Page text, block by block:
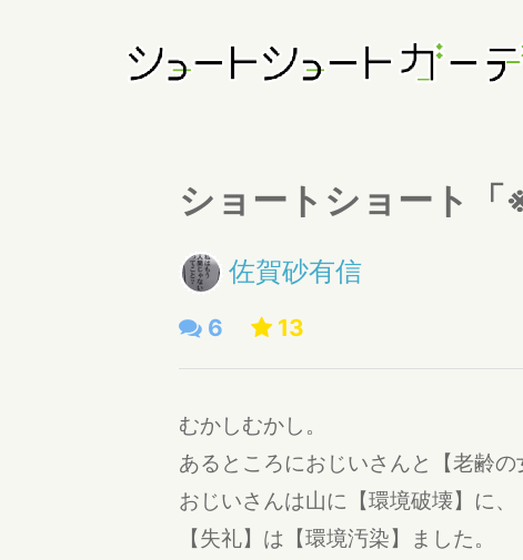
ショートショート「
佐賀砂有信
6 13
むかしむかし。
あるところにおじいさんと【老齢の
おじいさんは山に【環境破壊】に、
【失礼】は【環境汚染】ました。